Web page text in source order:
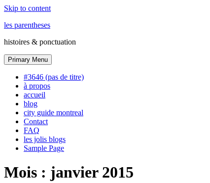
Skip to content
les parentheses
histoires & ponctuation
Primary Menu
#3646 (pas de titre)
à propos
accueil
blog
city guide montreal
Contact
FAQ
les jolis blogs
Sample Page
Mois : janvier 2015